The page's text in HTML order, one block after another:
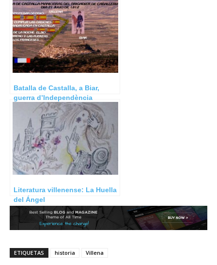
un recorregut per la seua
història.
Batalla de Castalla, a Biar,
guerra d’Independència
Espanyola
Literatura villenense: La Huella
del Ángel
ETIQUETAS historia Villena